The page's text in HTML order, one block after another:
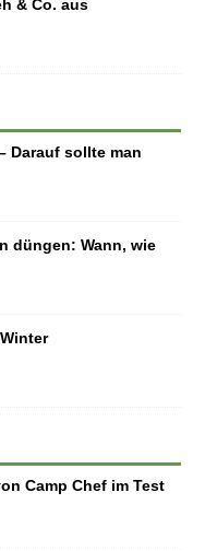
& Co. aus
Darauf sollte man
düngen: Wann, wie
Camp Chef im Test